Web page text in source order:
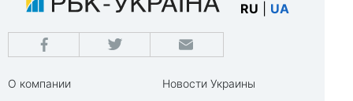
RU UA
О компании
Новости Украины